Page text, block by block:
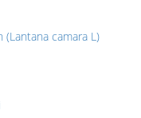
camara L)